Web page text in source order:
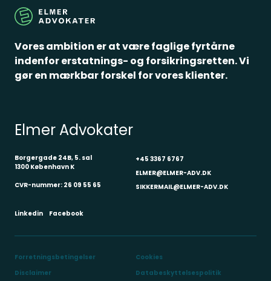
udbetaling af bonustillæg.
…
personlige mål, der i sig selv har
ansættelsesretlige konsekvenser ved
manglende målopfyldelse. Bonustillægget
kan optjenes på gruppebasis, hvor der er
fastsatte aflønning, arbejdstidsregler mv.
Parterne var enige om, at de i forbindelse
Vores ambition er at være faglige fyrtårne
indenfor erstatnings- og forsikringsretten. Vi
gør en mærkbar forskel for vores klienter.
Elmer Advokater
Borgergade 24B, 5. sal
1300 København K
CVR-nummer: 26 09 55 65
+45 3367 6767
ELMER@ELMER-ADV.DK
SIKKERMAIL@ELMER-ADV.DK
Linkedin Facebook
Forretningsbetingelser
Cookies
Disclaimer
Databeskyttelsespolitik